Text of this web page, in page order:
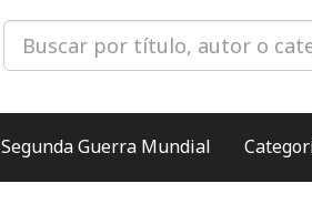
Segunda Guerra Mundial